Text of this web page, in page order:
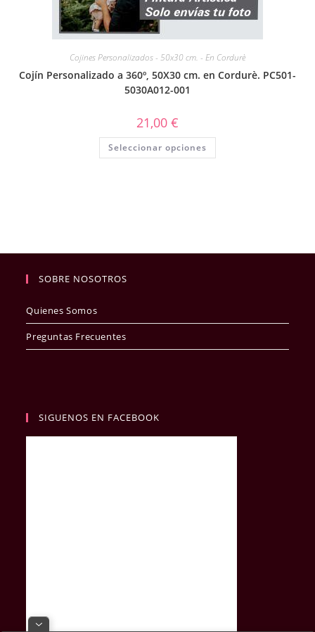
Cojines Personalizados - 50x30 cm. - En Cordurè
Cojín Personalizado a 360º, 50X30 cm. en Cordurè. PC501-
5030A012-001
21,00 €
Seleccionar opciones
SOBRE NOSOTROS
Quienes Somos
Preguntas Frecuentes
SIGUENOS EN FACEBOOK